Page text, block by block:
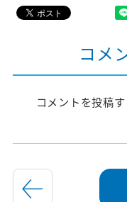
コメ
コメントを投稿